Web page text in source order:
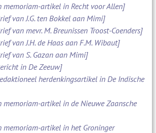
memoriam-artikel in Recht voor Allen]
van J.G. ten Bokkel aan Mimi]
van mevr. M. Breunissen Troost-Coenders]
van J.H. de Haas aan F.M. Wibaut]
van S. Gazan aan Mimi]
in De Zeeuw]
herdenkingsartikel in De Indische
memoriam-artikel in de Nieuwe Zaansche
memoriam-artikel in het Groninger